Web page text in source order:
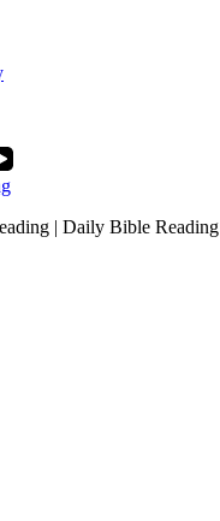
| Daily Bible Reading